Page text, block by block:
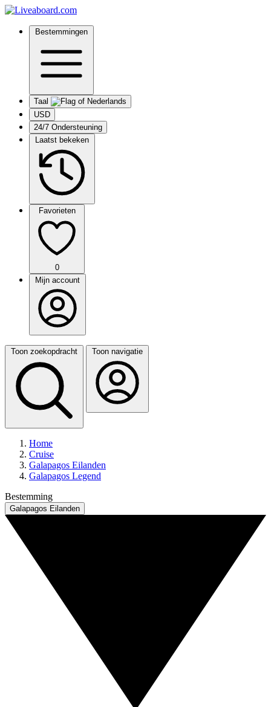
Bestemmingen
Taal
USD
24/7 Ondersteuning
Laatst bekeken
Favorieten
0
Mijn account
Toon zoekopdracht Toon navigatie
Home
Cruise
Galapagos Eilanden
Galapagos Legend
Bestemming
Galapagos Eilanden